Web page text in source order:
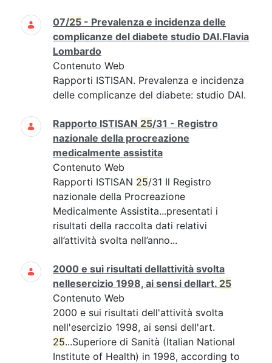
07/25 - Prevalenza e incidenza delle
complicanze del diabete studio DAI.Flavia
Lombardo
Contenuto Web
Rapporti ISTISAN. Prevalenza e incidenza
delle complicanze del diabete: studio DAI.
Rapporto ISTISAN 25/31 - Registro
nazionale della procreazione
medicalmente assistita
Contenuto Web
Rapporti ISTISAN 25/31 Il Registro
nazionale della Procreazione
Medicalmente Assistita...presentati i
risultati della raccolta dati relativi
all’attività svolta nell’anno...
2000 e sui risultati dellattività svolta
nellesercizio 1998, ai sensi dellart. 25
Contenuto Web
2000 e sui risultati dell'attività svolta
nell'esercizio 1998, ai sensi dell'art.
25...Superiore di Sanità (Italian National
Institute of Health) in 1998, according to